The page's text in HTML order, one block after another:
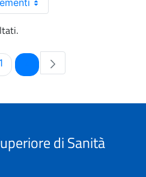
Pagina
1 Pagina
di Sanità